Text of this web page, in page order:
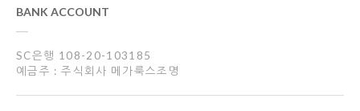
BANK ACCOUNT
SC은행 108-20-103185
예금주 : 주식회사 메가룩스조명